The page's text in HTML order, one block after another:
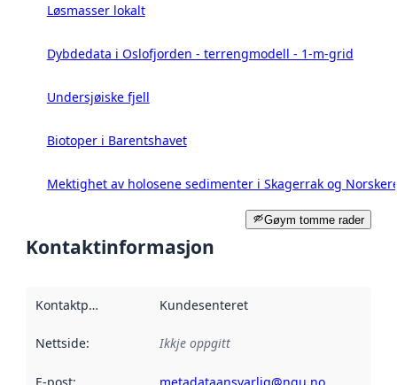
Løsmasser lokalt
Dybdedata i Oslofjorden - terrengmodell - 1-m-grid
Undersjøiske fjell
Biotoper i Barentshavet
Mektighet av holosene sedimenter i Skagerrak og
Gøym tomme rader
Kontaktinformasjon
Kontaktpunkt Kundesenteret
Nettside: Ikkje oppgitt